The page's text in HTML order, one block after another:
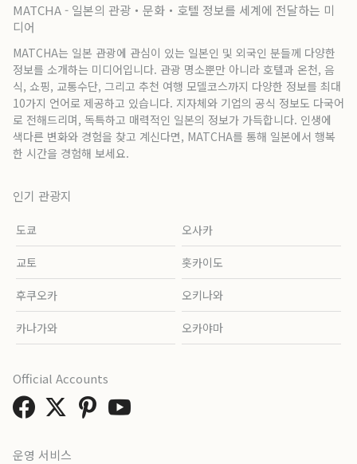
MATCHA - 일본의 관광・문화・호텔 정보를 세계에 전달하는 미
디어
MATCHA는 일본 관광에 관심이 있는 일본인 및 외국인 분들께 다양한
정보를 소개하는 미디어입니다. 관광 명소뿐만 아니라 호텔과 온천, 음
식, 쇼핑, 교통수단, 그리고 추천 여행 모델코스까지 다양한 정보를 최대
10가지 언어로 제공하고 있습니다. 지자체와 기업의 공식 정보도 다국어
로 전해드리며, 독특하고 매력적인 일본의 정보가 가득합니다. 인생에
색다른 변화와 경험을 찾고 계신다면, MATCHA를 통해 일본에서 행복
한 시간을 경험해 보세요.
인기 관광지
도쿄 오사카
교토 홋카이도
후쿠오카 오키나와
카나가와 오카야마
운영 서비스
Official Accounts